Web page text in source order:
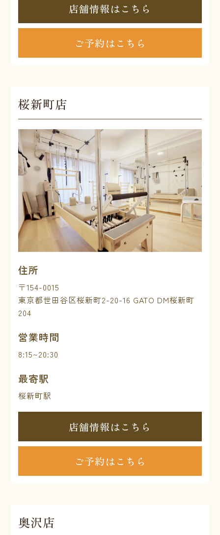
店舗情報はこちら
ご予約はこちら
桜新町店
住所
〒154-0015
東京都世田谷区桜新町2-20-16 GATO DM桜新町
204
営業時間
8:15~20:30
最寄駅
桜新町駅
店舗情報はこちら
ご予約はこちら
奥沢店